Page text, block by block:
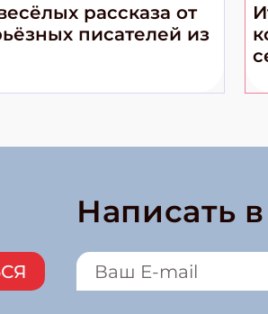
рассказа от
писателей из
Написать